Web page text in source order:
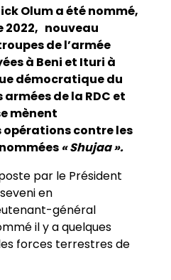
Olum a été nommé,
2022, nouveau
de l’armée
à Beni et Ituri à
démocratique du
de la RDC et
mènent
contre les
« Shujaa ».
par le Président
en
général
il y a quelques
forces terrestres de